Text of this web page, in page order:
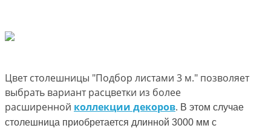
Цвет столешницы "Подбор листами 3 м." позволяет
выбрать вариант расцветки из более
расширенной коллекции декоров. В этом случае
столешница приобретается длинной 3000 мм с